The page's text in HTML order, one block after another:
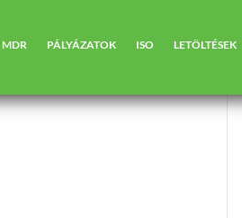
MDR PÁLYÁZATOK ISO LETÖLTÉSEK